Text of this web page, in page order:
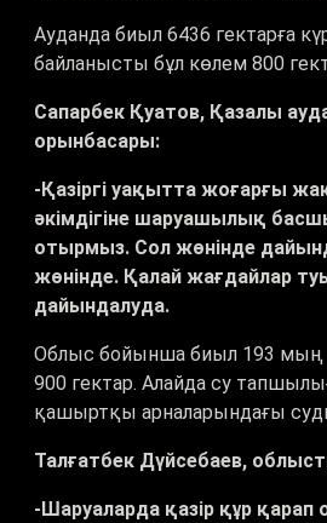
Ауданда биыл 6436 гектарға
байланысты бұл көлем 800
Сапарбек Қуатов, Қазалы
орынбасары:
-Қазіргі уақытта жоғарғы
әкімдігіне шаруашылық
отырмыз. Сол жөнінде
жөнінде. Қалай жағдайлар
дайындалуда.
Облыс бойынша биыл 193 мың
900 гектар. Алайда су
қашыртқы арналарындағы
Талғатбек Дүйсебаев,
-Шаруаларда қазір құр